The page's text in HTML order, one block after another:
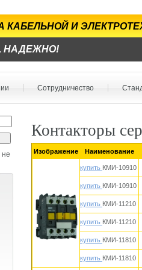
КАБЕЛЬНОЙ И
НАДЕЖНО!
Сотрудничество
не
Контакторы
Изображение Наименование
купить КМИ-10910
купить КМИ-10910
купить КМИ-11210
купить КМИ-11210
купить КМИ-11810
купить КМИ-11810